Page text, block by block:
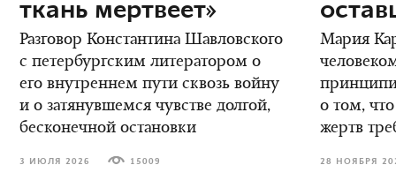
ткань мертвеет»
Разговор Константина Шавловского
с петербургским литератором о
его внутреннем пути сквозь войну
и о затянувшемся чувстве долгой,
бесконечной остановки
3 ИЮЛЯ 2026 15009
Мария
о том,
жертв
28 НОЯБРЯ